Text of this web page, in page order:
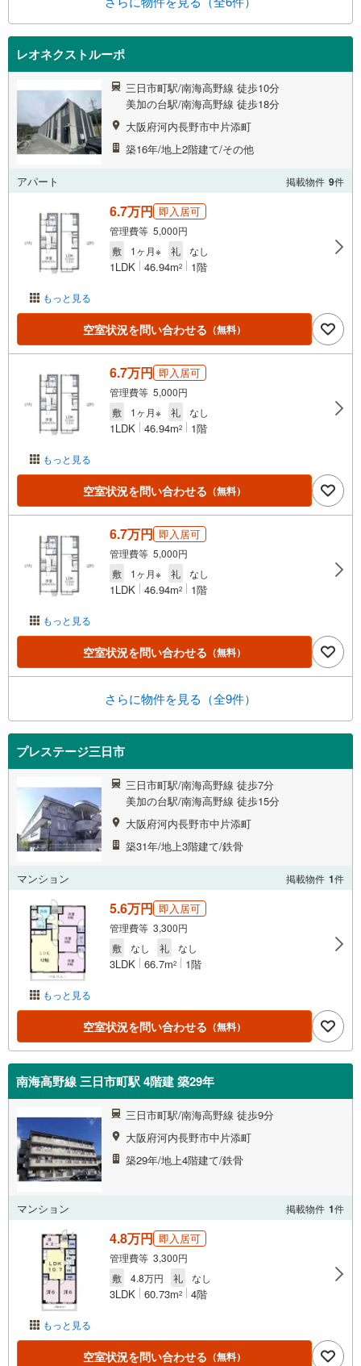
レオネクストルーポ
三日市町駅/南海高野線 徒歩10分
美加の台駅/南海高野線 徒歩18分
大阪府河内長野市中片添町
築16年/地上2階建て/その他
アパート 掲載物件 9件
もっと見る
6.7万円 即入居可
管理費等 5,000円
敷
1ヶ月※ 礼 なし
1LDK 46.94m2 1階
空室状況を問い合わせる （無料）
もっと見る
6.7万円 即入居可
管理費等 5,000円
敷
1ヶ月※ 礼 なし
1LDK 46.94m2 1階
空室状況を問い合わせる （無料）
もっと見る
6.7万円 即入居可
管理費等 5,000円
敷
1ヶ月※ 礼 なし
1LDK 46.94m2 1階
空室状況を問い合わせる （無料）
さらに物件を見る（全9件）
プレステージ三日市
三日市町駅/南海高野線 徒歩7分
美加の台駅/南海高野線 徒歩15分
大阪府河内長野市中片添町
築31年/地上3階建て/鉄骨
マンション 掲載物件 1件
もっと見る
5.6万円 即入居可
管理費等 3,300円
敷
なし 礼 なし
3LDK 66.7m2 1階
空室状況を問い合わせる （無料）
南海高野線 三日市町駅 4階建 築29年
三日市町駅/南海高野線 徒歩9分
大阪府河内長野市中片添町
築29年/地上4階建て/鉄骨
マンション 掲載物件 1件
もっと見る
4.8万円 即入居可
管理費等 3,300円
敷
4.8万円 礼 なし
3LDK 60.73m2 4階
空室状況を問い合わせる （無料）